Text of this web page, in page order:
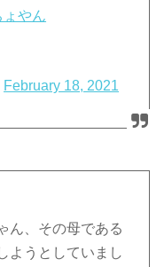
ょやん
February 18, 2021
ん、その母である
ようとしていまし